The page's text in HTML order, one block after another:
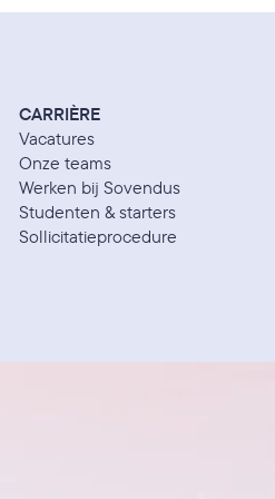
CARRIÈRE
Vacatures
Onze teams
Werken bij Sovendus
Studenten & starters
Sollicitatieprocedure